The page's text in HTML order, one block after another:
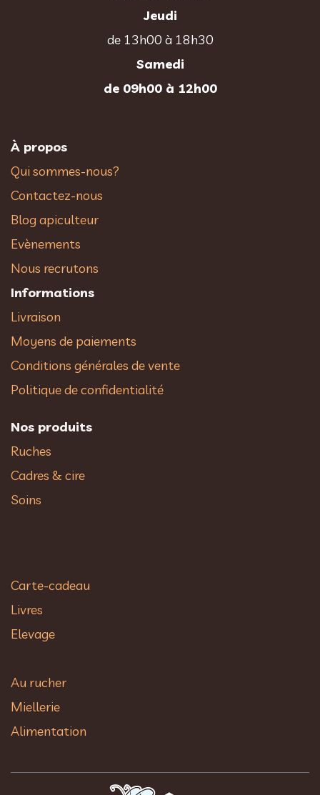
Jeudi
de 13h00 à 18h30
Samedi
de 09h00 à 12h00
À propos
Qui sommes-nous?
Contactez-nous
Blog apiculteur
Evènements
Nous recrutons
Informations
Livraison
Moyens de paiements
Conditions générales de vente
Politique de confidentialité
Nos produits
Ruches
Cadres & cire
Soins
Carte-cadeau
Livres
Elevage
Au rucher​
Miellerie
Alimentation